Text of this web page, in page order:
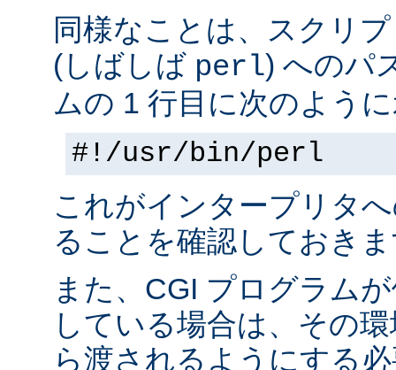
同様なことは、スクリ
(しばしば perl) へのパ
ムの 1 行目に次のよう
#!/usr/bin/perl
これがインタープリタ
ることを確認しておき
また、CGI プログラム
している場合は、その
ら渡されるようにする